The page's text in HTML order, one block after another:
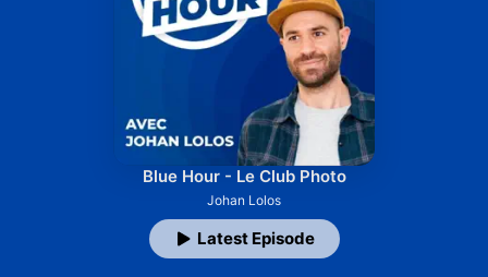
Top Charts
Blue Hour - Le Club Photo
Johan Lolos
Latest Episode